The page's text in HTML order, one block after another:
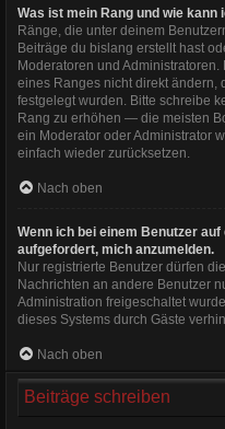
Was ist mein Rang und wie kann
Ränge, die unter deinem
Beiträge du bislang erstellt hast
Moderatoren und
eines Ranges nicht direkt ändern,
festgelegt wurden. Bitte schreibe
Rang zu erhöhen — die meisten
ein Moderator oder Administrator
einfach wieder zurücksetzen.
Nach oben
Wenn ich bei einem Benutzer
aufgefordert, mich anzumelden.
Nur registrierte Benutzer dürfen
Nachrichten an andere Benutzer
Administration freigeschaltet
dieses Systems durch Gäste
Nach oben
Beiträge schreiben